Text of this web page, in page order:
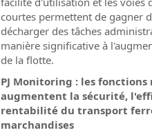
courtes permettent de gagner
décharger des tâches
manière significative à
de la flotte.
PJ Monitoring : les
augmentent la sécurité,
rentabilité du transport
marchandises